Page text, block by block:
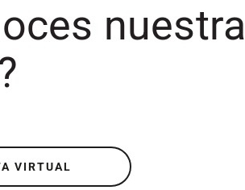
nuestra
VIRTUAL